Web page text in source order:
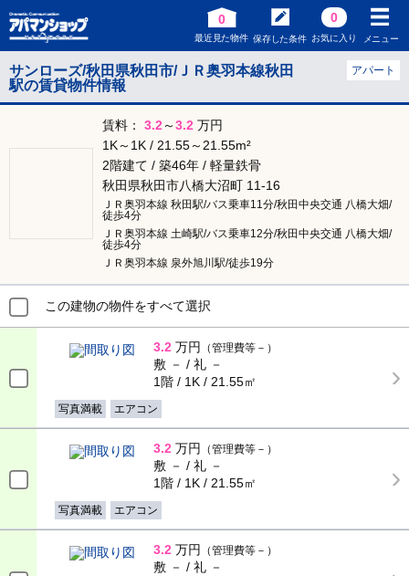
0
最近見た物件 保存した条件
0
お気に入り メニュー
サンローズ/秋田県秋田市/ＪＲ奥羽本線秋田
駅の賃貸物件情報
アパート
賃料： 3.2 ～3.2 万円
1K～1K / 21.55～21.55m²
2階建て / 築46年 / 軽量鉄骨
秋田県秋田市八橋大沼町 11-16
ＪＲ奥羽本線 秋田駅/バス乗車11分/秋田中央交通 八橋大畑/
徒歩4分
ＪＲ奥羽本線 土崎駅/バス乗車12分/秋田中央交通 八橋大畑/
徒歩4分
ＪＲ奥羽本線 泉外旭川駅/徒歩19分
この建物の物件をすべて選択
3.2 万円 （管理費等－）
敷 － / 礼 －
1階 / 1K / 21.55㎡
写真満載 エアコン
3.2 万円 （管理費等－）
敷 － / 礼 －
1階 / 1K / 21.55㎡
写真満載 エアコン
3.2 万円 （管理費等－）
敷 － / 礼 －